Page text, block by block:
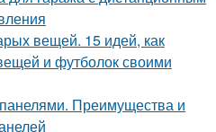
вещей. 15 идей, как
и футболок своими
Преимущества и